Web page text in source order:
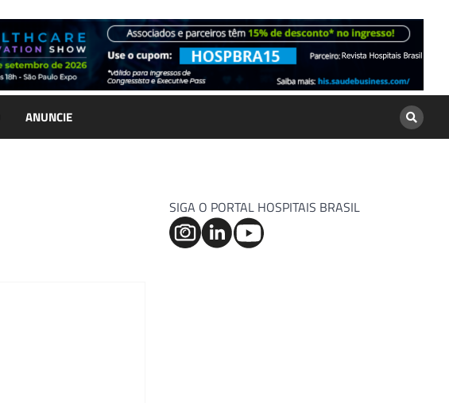
ANUNCIE
SIGA O PORTAL HOSPITAIS BRASIL